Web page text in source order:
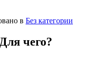
в Без категории
чего?